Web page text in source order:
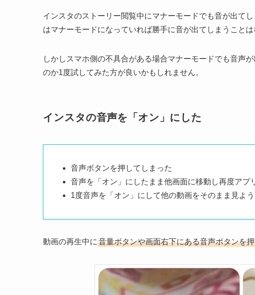
インスタのストーリー閲覧中にマナーモードでも音が出て
はマナーモードになっていれば勝手に音が出てしまうことは
しかしスマホ側の不具合がある場合マナーモードでも音声
のか1度試してみた方が良いかもしれません。
インスタの音声を「オン」にした
音声ボタンを押してしまった
音声を「オン」にしたまま他画面に移動し再度アプ
1度音声を「オン」にして他の動画をそのまま見よ
動画の再生中に 音量ボタンや画面右下にある音声ボタンを